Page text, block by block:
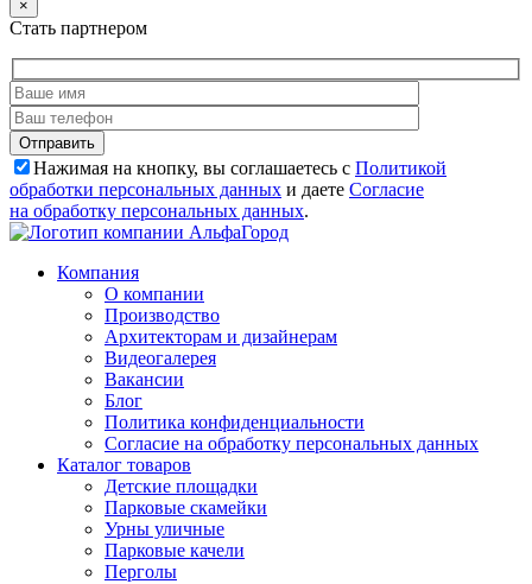
×
Стать партнером
Нажимая на кнопку, вы соглашаетесь с Политикой
обработки персональных данных и даете Согласие
на обработку персональных данных.
Компания
О компании
Производство
Архитекторам и дизайнерам
Видеогалерея
Вакансии
Блог
Политика конфиденциальности
Согласие на обработку персональных данных
Каталог товаров
Детские площадки
Парковые скамейки
Урны уличные
Парковые качели
Перголы